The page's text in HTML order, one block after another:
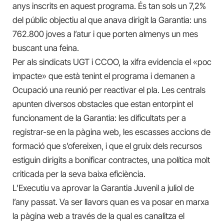
anys inscrits en aquest programa. És tan sols un 7,2%
del públic objectiu al que anava dirigit la Garantia: uns
762.800 joves a l’atur i que porten almenys un mes
buscant una feina.
Per als sindicats UGT i CCOO, la xifra evidencia el «poc
impacte» que està tenint el programa i demanen a
Ocupació una reunió per reactivar el pla. Les centrals
apunten diversos obstacles que estan entorpint el
funcionament de la Garantia: les dificultats per a
registrar-se en la pàgina web, les escasses accions de
formació que s’ofereixen, i que el gruix dels recursos
estiguin dirigits a bonificar contractes, una política molt
criticada per la seva baixa eficiència.
L’Executiu va aprovar la Garantia Juvenil a juliol de
l’any passat. Va ser llavors quan es va posar en marxa
la pàgina web a través de la qual es canalitza el